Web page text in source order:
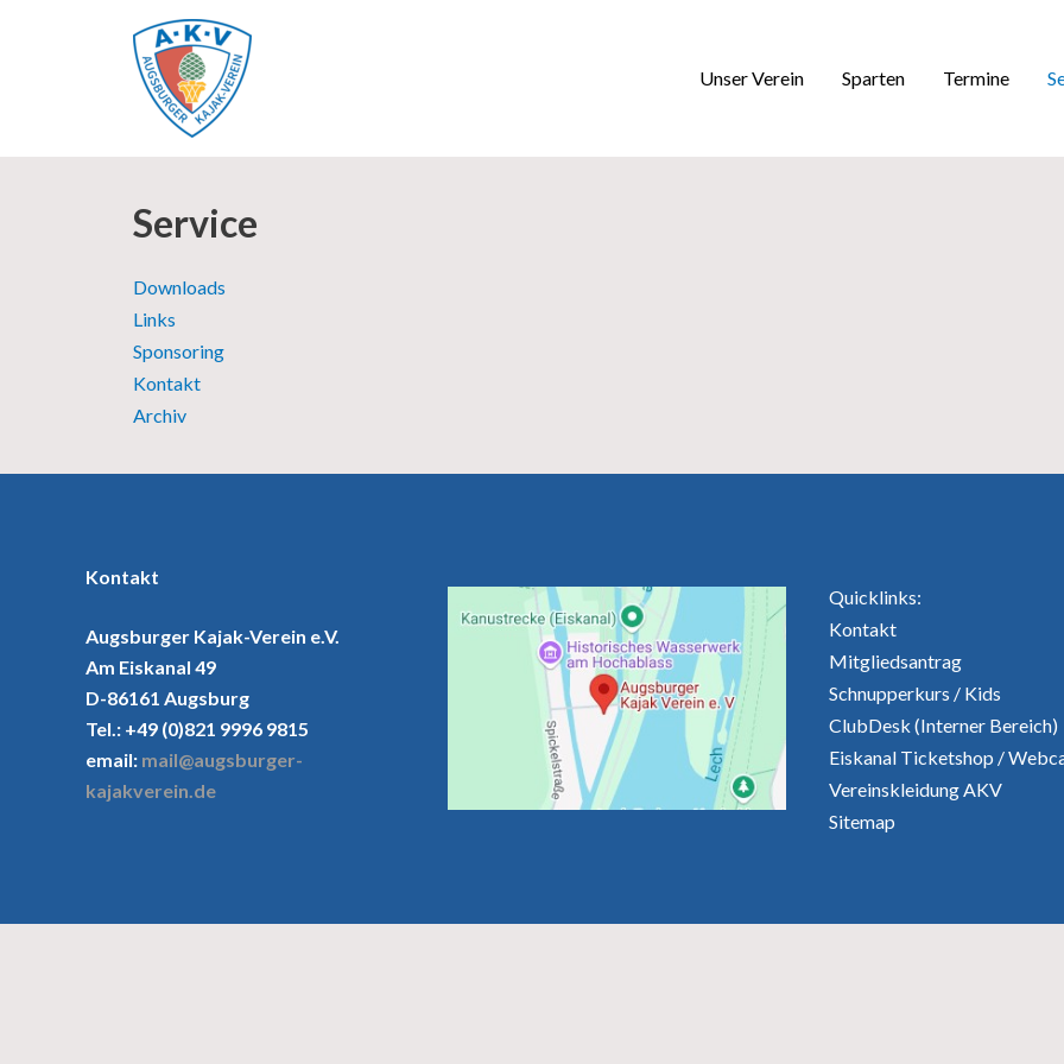
Unser Verein Sparten Termine
Service
Downloads
Links
Sponsoring
Kontakt
Archiv
Kontakt
Augsburger Kajak-Verein e.V.
Am Eiskanal 49
D-86161 Augsburg
Tel.: +49 (0)821 9996 9815
email: mail@augsburger-
kajakverein.de
Quicklinks:
Kontakt
Mitgliedsantrag
Schnupperkurs / Kids
ClubDesk (Interner Bereich)
Eiskanal Ticketshop /
Vereinskleidung AKV
Sitemap